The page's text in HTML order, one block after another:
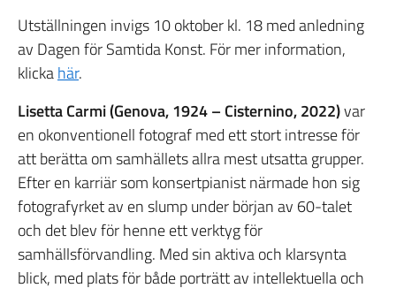
Utställningen invigs 10 oktober kl. 18 med anledning
av Dagen för Samtida Konst. För mer information,
klickahär.
Lisetta Carmi (Genova, 1924 – Cisternino, 2022)var
en okonventionell fotograf med ett stort intresse för
att berätta om samhällets allra mest utsatta grupper.
Efter en karriär som konsertpianist närmade hon sig
fotografyrket av en slump under början av 60-talet
och det blev för henne ett verktyg för
samhällsförvandling. Med sin aktiva och klarsynta
blick, med plats för både porträtt av intellektuella och